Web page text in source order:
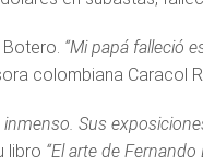
“Mi papá falleció
colombiana Caracol
inmenso. Sus
libro “El arte de Fernando